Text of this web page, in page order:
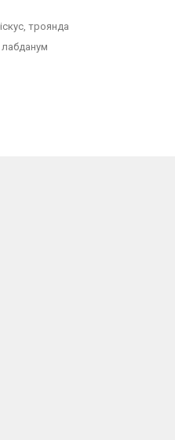
троянда